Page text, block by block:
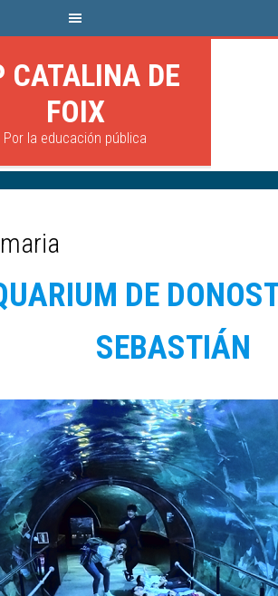
CATALINA DE
FOIX
Por la educación pública
DE
SEBASTIÁN